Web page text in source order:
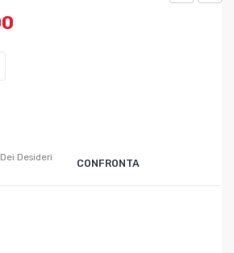
Desideri CONFRONTA